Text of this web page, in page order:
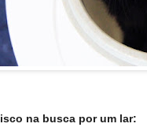
na busca por um lar: